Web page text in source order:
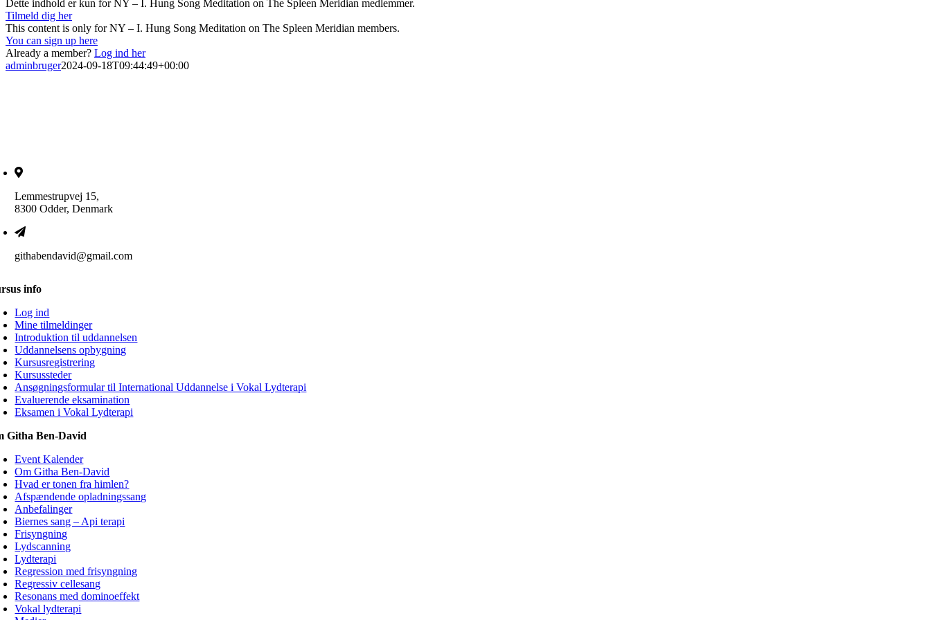
Dette indhold er kun for NY – I. Hung Song Meditation on The Spleen Meridian medlemmer.
Tilmeld dig her
This content is only for NY – I. Hung Song Meditation on The Spleen Meridian members.
You can sign up here
Already a member? Log ind her
adminbruger2024-09-18T09:44:49+00:00
Lemmestrupvej 15,
8300 Odder, Denmark
githabendavid@gmail.com
info
Log ind
Mine tilmeldinger
Introduktion til uddannelsen
Uddannelsens opbygning
Kursusregistrering
Kursussteder
Ansøgningsformular til International Uddannelse i Vokal Lydterapi
Evaluerende eksamination
Eksamen i Vokal Lydterapi
Githa Ben-David
Event Kalender
Om Githa Ben-David
Hvad er tonen fra himlen?
Afspændende opladningssang
Anbefalinger
Biernes sang – Api terapi
Frisyngning
Lydscanning
Lydterapi
Regression med frisyngning
Regressiv cellesang
Resonans med dominoeffekt
Vokal lydterapi